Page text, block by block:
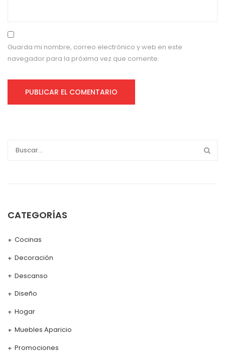
Guarda mi nombre, correo electrónico y web en este
navegador para la próxima vez que comente.
CATEGORÍAS
Cocinas
Decoración
Descanso
Diseño
Hogar
Muebles Aparicio
Promociones